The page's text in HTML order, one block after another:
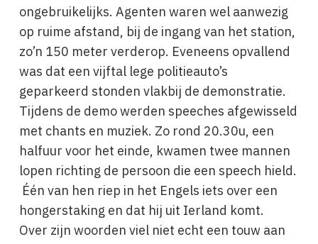
ongebruikelijks. Agenten waren wel aanwezig
op ruime afstand, bij de ingang van het station,
zo’n 150 meter verderop. Eveneens opvallend
was dat een vijftal lege politieauto’s
geparkeerd stonden vlakbij de demonstratie.
Tijdens de demo werden speeches afgewisseld
met chants en muziek. Zo rond 20.30u, een
halfuur voor het einde, kwamen twee mannen
lopen richting de persoon die een speech hield.
Één van hen riep in het Engels iets over een
hongerstaking en dat hij uit Ierland komt.
Over zijn woorden viel niet echt een touw aan